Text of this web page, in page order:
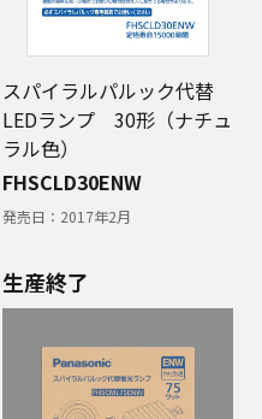
スパイラルパルック代替
LEDランプ 30形（ナチュ
ラル色）
FHSCLD30ENW
発売日： 2017年2月
生産終了